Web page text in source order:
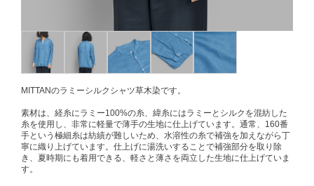
MITTANのラミーシルクシャツ草木染です。
素材は、経糸にラミー100%の糸、緯糸にはラミーとシルクを混紡した
糸を使用し、非常に軽量で薄手の生地に仕上げています。通常、160番
手という極細糸は紡績が難しいため、水溶性の糸で補強を加えながら丁
寧に織り上げています。仕上げに湯洗いすることで補強部分を取り除
き、夏時期にも着用できる、軽さと薄さを両立した生地に仕上げていま
す。